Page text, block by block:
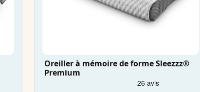
Oreiller à mémoire de forme Sleezzz®
Premium